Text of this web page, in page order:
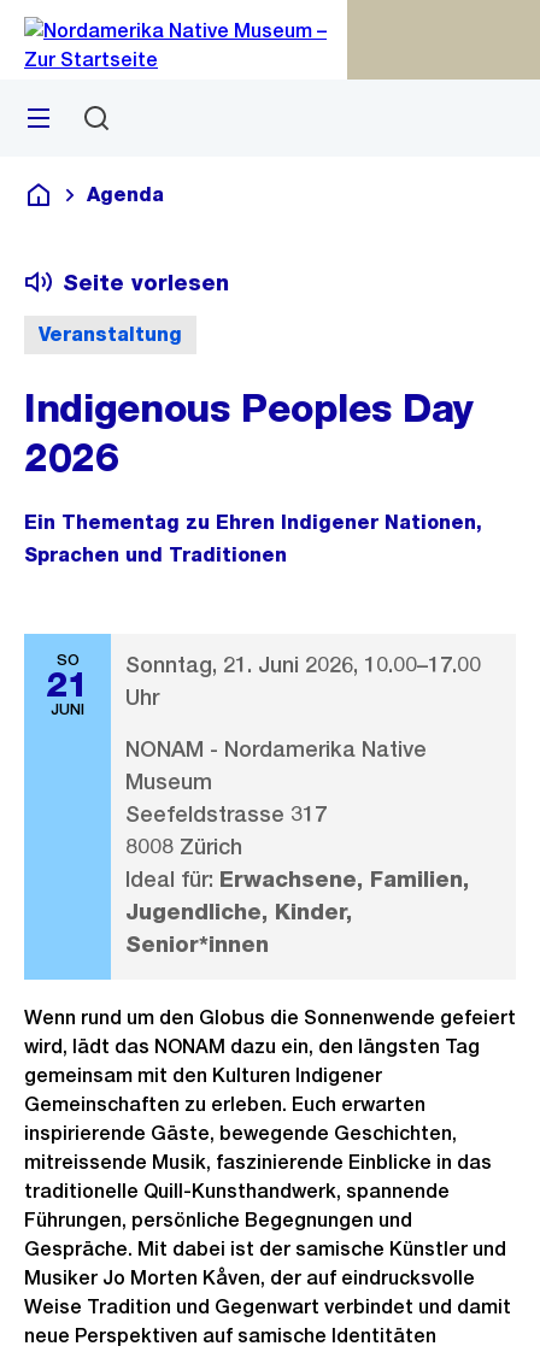
Navigation
Sprunglink
Menü
Deutsch
Agenda
Veranstaltung
Seite vorlesen
Indigenous Peoples Day
2026
Ein Thementag zu Ehren Indigener Nationen,
Sprachen und Traditionen
SO
21
JUNI
Sonntag, 21. Juni 2026, 10.00–17.00
Uhr
NONAM - Nordamerika Native
Museum
Seefeldstrasse 317
8008 Zürich
Ideal für: Erwachsene, Familien,
Jugendliche, Kinder,
Senior*innen
Wenn rund um den Globus die Sonnenwende gefeiert
wird, lädt das NONAM dazu ein, den längsten Tag
gemeinsam mit den Kulturen Indigener
Gemeinschaften zu erleben. Euch erwarten
inspirierende Gäste, bewegende Geschichten,
mitreissende Musik, faszinierende Einblicke in das
traditionelle Quill-Kunsthandwerk, spannende
Führungen, persönliche Begegnungen und
Gespräche. Mit dabei ist der samische Künstler und
Musiker Jo Morten Kåven, der auf eindrucksvolle
Weise Tradition und Gegenwart verbindet und damit
neue Perspektiven auf samische Identitäten